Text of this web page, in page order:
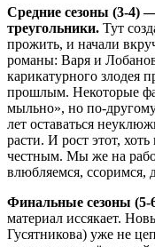
Средние сезоны (3-4)
треугольники. Тут
прожить, и начали
романы: Варя и
карикатурного злодея
прошлым. Некоторые
мыльно», но по-
лет оставаться
расти. И рост этот,
честным. Мы же на
влюбляемся, ссоримся,
Финальные сезоны
материал иссякает.
Гусятникова) уже не